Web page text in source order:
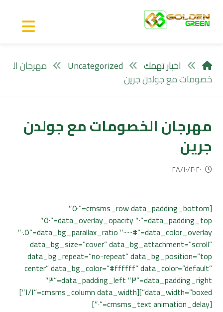
اخبار تهمك Uncategorized
مهرجان ال
خصومات مع جولدن جرين
مهرجان الخصومات مع جولدن
جرين
٢٨/١٠/٢٠٢٠
[cmsms_row data_padding_bottom=”٥٠″
data_padding_top=”٠″ data_overlay_opacity=”٥٠″
data_color_overlay=”#٠٠٠٠٠٠″ data_bg_parallax_ratio=”٠.٥″
data_bg_size=”cover” data_bg_attachment=”scroll”
data_bg_repeat=”no-repeat” data_bg_position=”top
center” data_bg_color=”#ffffff” data_color=”default”
data_padding_right=”٣″ data_padding_left=”٣″
data_width=”boxed”][cmsms_column data_width=”١/١″]
[cmsms_text animation_delay=”٠″]